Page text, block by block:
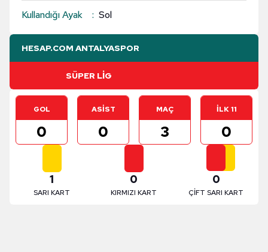
Kullandığı Ayak Sol
HESAP.COM ANTALYASPOR
GOL
0
ASİST
0
MAÇ
3
İLK 11
0
1
SARI KART
0
KIRMIZI KART
0
ÇİFT SARI KART